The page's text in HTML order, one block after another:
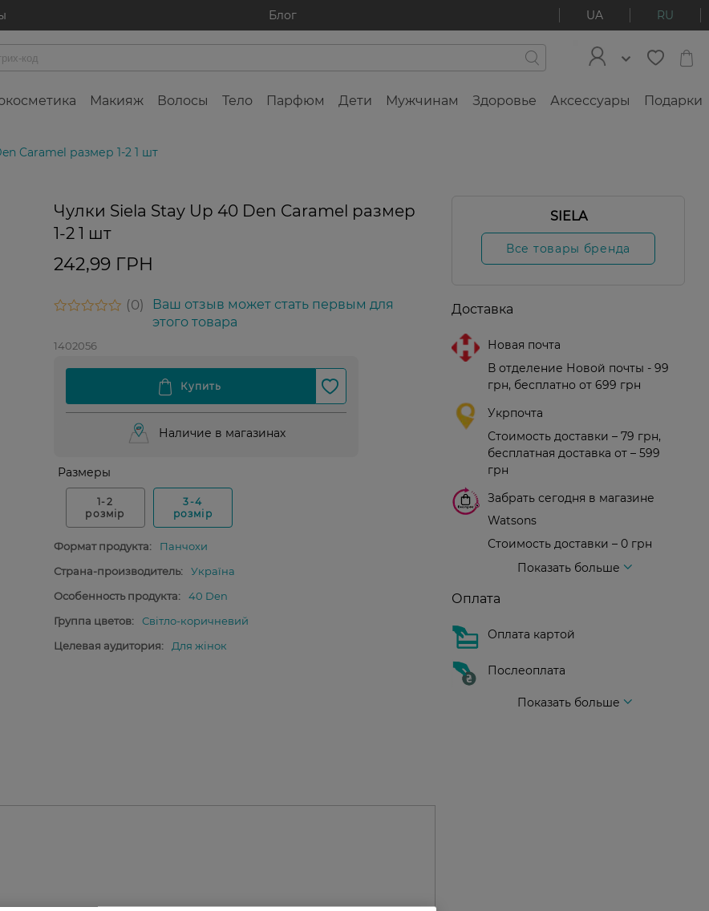
Блог UA RU
Макияж Волосы Тело Парфюм Дети Мужчинам Здоровье Аксессуары Подарки
Caramel размер 1-2 1 шт
Чулки Siela Stay Up 40 Den Caramel размер
1-2 1 шт
242,99 ГРН
0
Ваш отзыв может стать первым для
этого товара
1402056
Наличие в магазинах
Размеры
1-2
розмір
3-4
розмір
Формат продукта:
Панчохи
Страна-производитель:
Україна
Особенность продукта:
40 Den
Группа цветов:
Світло-коричневий
Целевая аудитория:
Для жінок
SIELA
Все товары бренда
Доставка
Новая почта
В отделение Новой почты - 99
грн, бесплатно от 699 грн
Укрпочта
Стоимость доставки – 79 грн,
бесплатная доставка от – 599
грн
Забрать сегодня в магазине
Watsons
Стоимость доставки – 0 грн
Показать больше
Оплата
Оплата картой
Послеоплата
Показать больше